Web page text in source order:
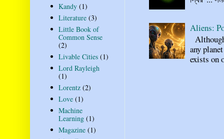
Aliens:
any
exists on
Kandy (1)
Literature (3)
Little Book of
Common Sense
(2)
Livable Cities (1)
Lord Rayleigh
(1)
Lorentz (2)
Love (1)
Machine
Learning (1)
Magazine (1)